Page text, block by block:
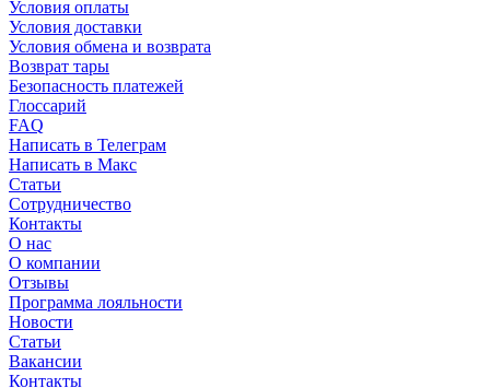
Условия оплаты
Условия доставки
Условия обмена и возврата
Возврат тары
Безопасность платежей
Глоссарий
FAQ
Написать в Телеграм
Написать в Макс
Статьи
Сотрудничество
Контакты
О нас
О компании
Отзывы
Программа лояльности
Новости
Статьи
Вакансии
Контакты